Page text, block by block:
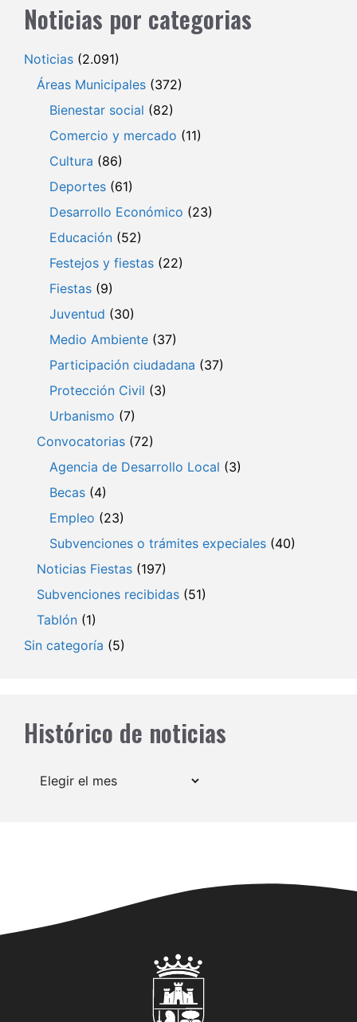
Noticias por categorias
Noticias (2.091)
Áreas Municipales (372)
Bienestar social (82)
Comercio y mercado (11)
Cultura (86)
Deportes (61)
Desarrollo Económico (23)
Educación (52)
Festejos y fiestas (22)
Fiestas (9)
Juventud (30)
Medio Ambiente (37)
Participación ciudadana (37)
Protección Civil (3)
Urbanismo (7)
Convocatorias (72)
Agencia de Desarrollo Local (3)
Becas (4)
Empleo (23)
Subvenciones o trámites expeciales (40)
Noticias Fiestas (197)
Subvenciones recibidas (51)
Tablón (1)
Sin categoría (5)
Histórico de noticias
Archivos